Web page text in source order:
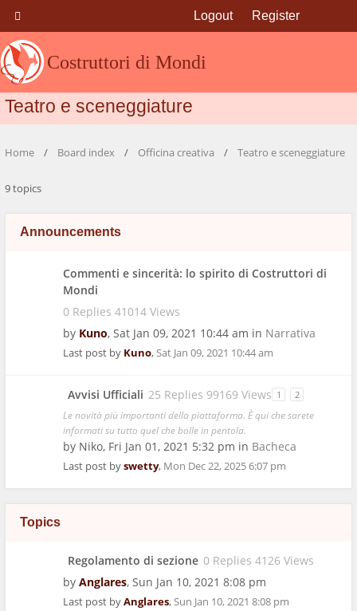
Costruttori di Mondi
Logout Register
Teatro e sceneggiature
Home Board index Officina creativa Teatro e sceneggiature
9 topics
Announcements
Commenti e sincerità: lo spirito di Costruttori di
Mondi
0 Replies 41014 Views
by Kuno, Sat Jan 09, 2021 10:44 am in Narrativa
Last post by Kuno,Sat Jan 09, 2021 10:44 am
Avvisi Ufficiali 25 Replies 99169 Views 1 2
Le novità più importanti della piattaforma. È qui che sarete
informati su tutto quel che bolle in pentola.
by Niko, Fri Jan 01, 2021 5:32 pm in Bacheca
Last post byswetty, Mon Dec 22, 2025 6:07 pm
Topics
Regolamento di sezione 0 Replies 4126 Views
by Anglares, Sun Jan 10, 2021 8:08 pm
Last post byAnglares,Sun Jan 10, 2021 8:08 pm